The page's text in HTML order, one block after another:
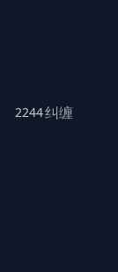
2244纠缠